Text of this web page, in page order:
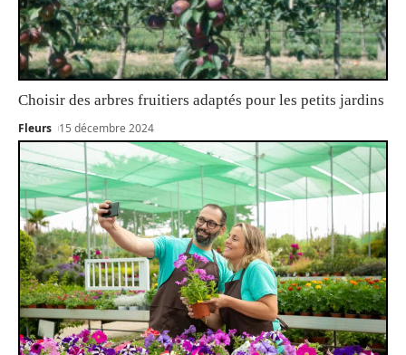
Choisir des arbres fruitiers adaptés pour les petits jardins
Fleurs 15 décembre 2024